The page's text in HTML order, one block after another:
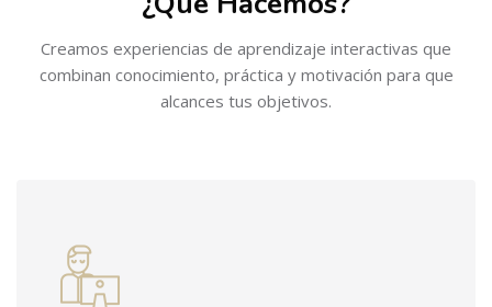
Creamos experiencias de aprendizaje interactivas que
combinan conocimiento, práctica y motivación para que
alcances tus objetivos.